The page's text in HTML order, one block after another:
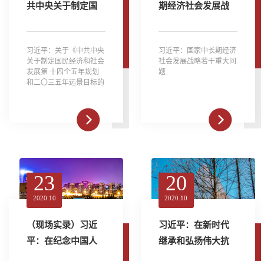
共中央关于制定国
和二〇三五年远景
目标的建议》的说
明
习近平：关于《中共中央
关于制定国民经济和社会
发展第 十四个五年规划
和二〇三五年远景目标的
期经济社会发展战
习近平：国家中长期经济
社会发展战略若干重大问
题
23
2020.10
（现场实录）习近
平：在纪念中国人
20
2020.10
习近平：在新时代
继承和弘扬伟大抗